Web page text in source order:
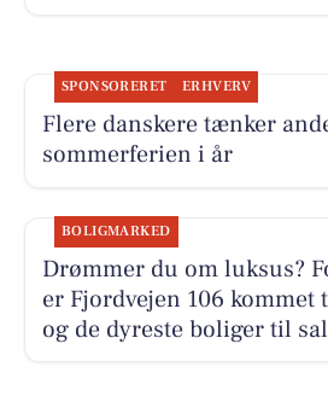
SPONSORERET ERHVERV
Flere danskere tænker
sommerferien i år
BOLIGMARKED
Drømmer du om luksus?
er Fjordvejen 106 kommet
og de dyreste boliger til